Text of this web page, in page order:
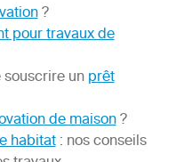
?
pour travaux de
unprêt
de maison?
habitat: nos conseils